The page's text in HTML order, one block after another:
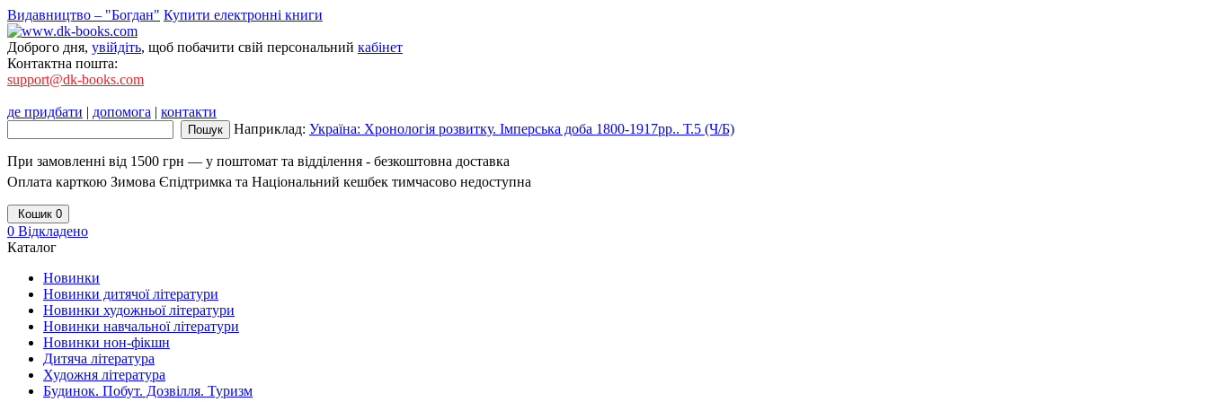
Видавництво – "Богдан" Купити електронні книги
Доброго дня, увійдіть, щоб побачити свій персональний кабінет
Контактна пошта:
support@dk-books.com
де придбати | допомога | контакти
Наприклад: Україна: Хронологія розвитку. Імперська доба 1800-1917рр.. Т.5 (Ч/Б)
При замовленні від 1500 грн — у поштомат та відділення - безкоштовна доставка
Оплата карткою Зимова Єпідтримка та Національний кешбек тимчасово недоступна
Кошик 0
0 Відкладено
Каталог
Новинки
Новинки дитячої літератури
Новинки художньої літератури
Новинки навчальної літератури
Новинки нон-фікшн
Дитяча література
Художня література
Будинок. Побут. Дозвілля. Туризм